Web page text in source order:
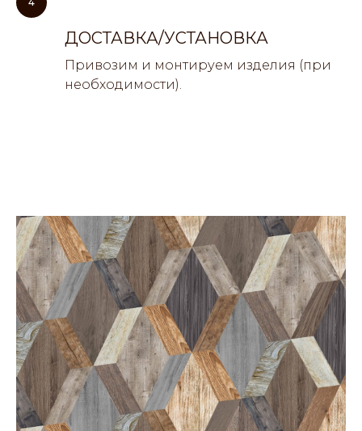
ДОСТАВКА/УСТАНОВКА
Привозим и монтируем изделия (при
необходимости).